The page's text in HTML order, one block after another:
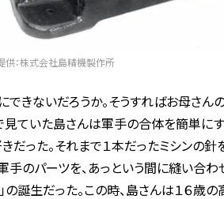
供：株式会社島精機製作所
できないだろうか。そうすればお母さん
ていた島さんは軍手の合体を簡単にす
だった。それまで１本だったミシンの
手のパーツを、あっという間に縫い合わ
の誕生だった。この時、島さんは１６歳